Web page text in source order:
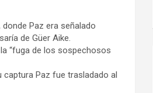
Paz era señalado
de Güer Aike.
“fuga de los sospechosos
captura Paz fue trasladado al